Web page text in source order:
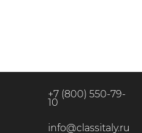
+7 (800) 550-79-
10
info@classitaly.ru